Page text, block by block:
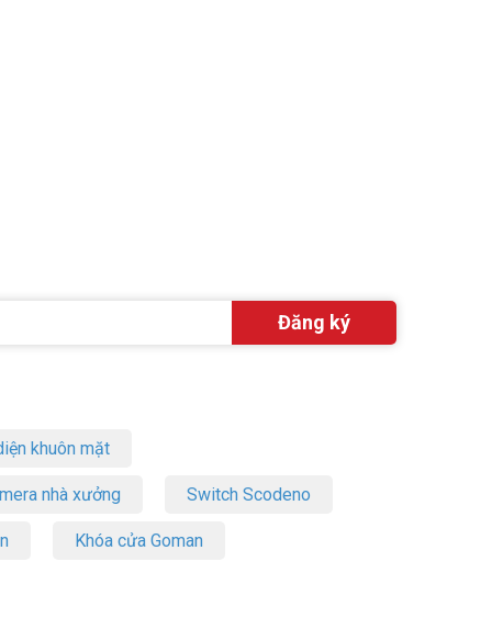
khuôn mặt
nhà xưởng Switch Scodeno
Khóa cửa Goman